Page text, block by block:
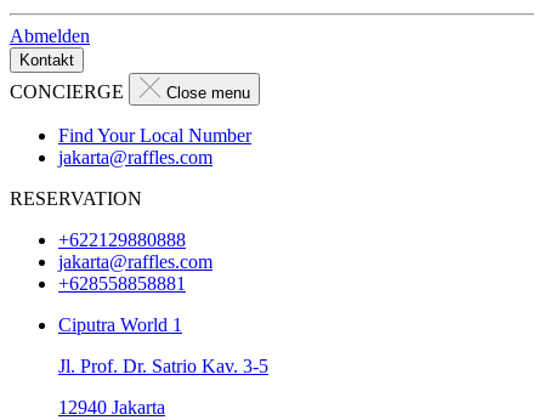
Abmelden
Kontakt
CONCIERGE Close menu
Find Your Local Number
jakarta@raffles.com
RESERVATION
+622129880888
jakarta@raffles.com
+628558858881
Ciputra World 1
Jl. Prof. Dr. Satrio Kav. 3-5
12940 Jakarta